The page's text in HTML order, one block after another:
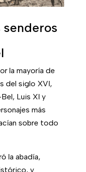
la mayoría de
del siglo XVI,
Luis XI y
más
sobre todo
la abadía,
y